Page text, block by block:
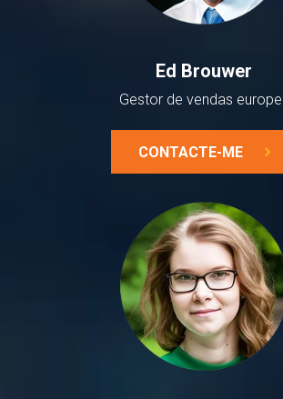
Ed Brouwer
Gestor de vendas
CONTACTE-ME